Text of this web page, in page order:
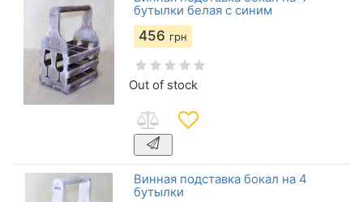
бутылки белая с синим
456 грн
Out of stock
Винная подставка бокал на 4
бутылки